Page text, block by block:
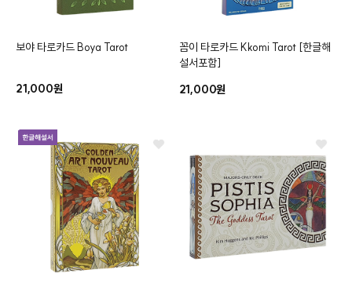
보야 타로카드 Boya Tarot
21,000원
꼼이 타로카드 Kkomi Tarot [한글해
설서포함]
21,000원